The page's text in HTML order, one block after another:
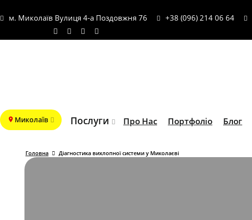
м. Миколаїв Вулиця 4-а Поздовжня 76 +38 (096) 214 06 64
Миколаїв Послуги Про Нас Портфоліо Блог
Головна Діагностика вихлопної системи у Миколаєві